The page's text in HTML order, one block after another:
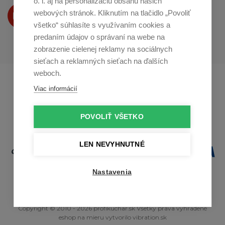
Produkty Vám predstavujeme
na Youtube
Profikuchař.cz
Copyright © 2010 - 2026 profikuchar.sk Všetky práva vyhradené
eshop na mieru vytvorilo vibration.sk
webových stránok. Kliknutím na tlačidlo „Povoliť
všetko“ súhlasíte s využívaním cookies a
predaním údajov o správaní na webe na
zobrazenie cielenej reklamy na sociálnych
sieťach a reklamných sieťach na ďalších
weboch.
Viac informácií
POVOLIŤ VŠETKO
LEN NEVYHNUTNÉ
Nastavenia